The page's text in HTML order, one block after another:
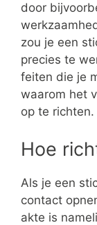
door
zou je een
precies te
feiten die je
waarom het
op te richten.
Hoe
Als je een
contact
akte is